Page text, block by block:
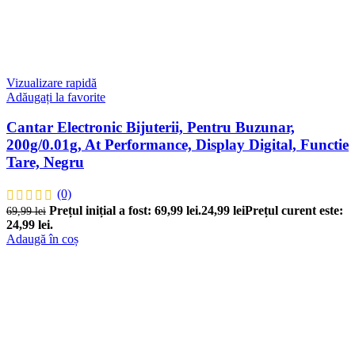
Vizualizare rapidă
Adăugați la favorite
Cantar Electronic Bijuterii, Pentru Buzunar,
200g/0.01g, At Performance, Display Digital, Functie
Tare, Negru
(0)
69,99lei Prețul inițial a fost: 69,99 lei.24,99 leiPrețul curent este:
24,99 lei.
Adaugă în coș